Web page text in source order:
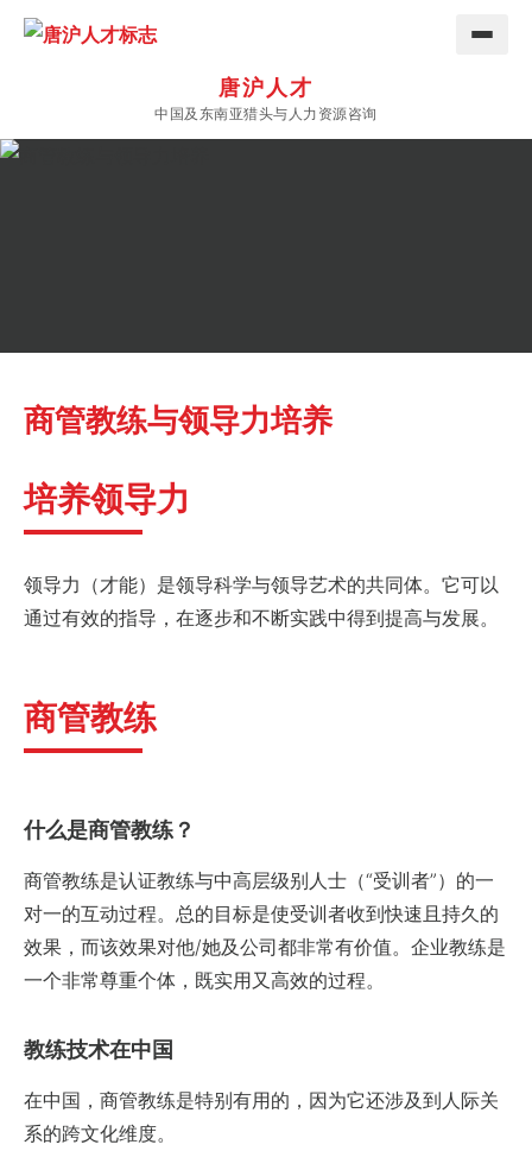
唐沪人才
中国及东南亚猎头与人力资源咨询
商管教练与领导力培养
培养领导力
领导力（才能）是领导科学与领导艺术的共同体。它可以
通过有效的指导，在逐步和不断实践中得到提高与发展。
商管教练
什么是商管教练？
商管教练是认证教练与中高层级别人士（“受训者”）的一
对一的互动过程。总的目标是使受训者收到快速且持久的
效果，而该效果对他/她及公司都非常有价值。企业教练是
一个非常尊重个体，既实用又高效的过程。
教练技术在中国
在中国，商管教练是特别有用的，因为它还涉及到人际关
系的跨文化维度。